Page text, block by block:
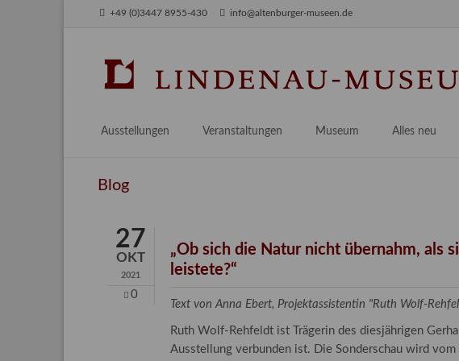
+49 (0)3447 8955-430 info@altenburger-museen.de
Ausstellungen
Aktuell
Veranstaltungen Museum
Digitales
Publikationen
Alles neu
Blog
27
OKT
2021
0
„Ob sich die Natur nicht übernahm, als
leistete?“
Text von Anna Ebert, Projektassistentin "Ruth Wolf-
Ruth Wolf-Rehfeldt ist Trägerin des diesjährigen
Ausstellung verbunden ist. Die Sonderschau wird